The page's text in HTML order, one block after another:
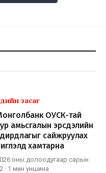
засаг
ОУСК-тай
амьсгалын эрсдэлийн
сайжруулах
хамтарна
оны долоодугаар сарын
· 1 мин уншина